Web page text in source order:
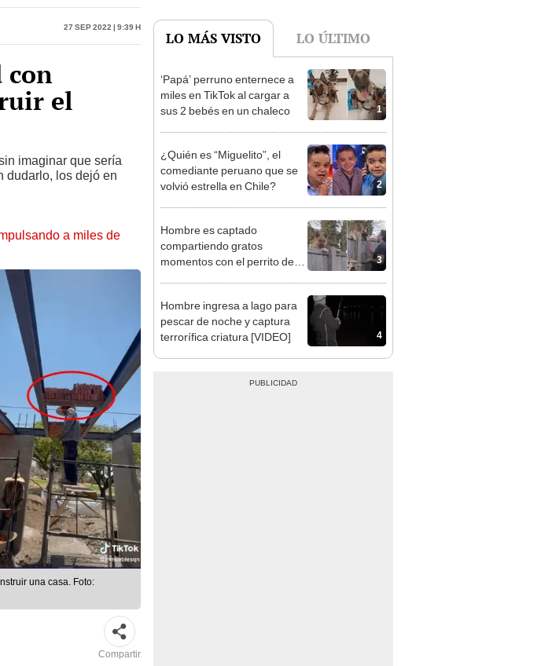
27 Sep 2022 | 9:39 h
con
el
imaginar que sería
dudarlo, los dejó en
a miles de
una casa. Foto:
Compartir
LO MÁS VISTO LO ÚLTIMO
1
‘Papá’ perruno enternece a
miles en TikTok al cargar a
sus 2 bebés en un chaleco
2
¿Quién es “Miguelito”, el
comediante peruano que se
volvió estrella en Chile?
3
Hombre es captado
compartiendo gratos
momentos con el perrito de
4
Hombre ingresa a lago para
pescar de noche y captura
terrorífica criatura [VIDEO]